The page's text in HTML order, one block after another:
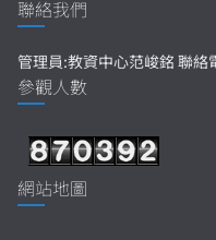
聯絡我們
管理員:教資中心范峻銘 聯
參觀人數
網站地圖